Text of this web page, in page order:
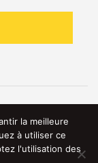
la meilleure
à utiliser ce
l'utilisation des